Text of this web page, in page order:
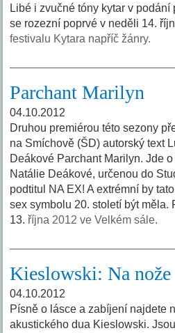
Libé i zvučné tóny kytar v
se rozezní poprvé v neděli 14.
festivalu Kytara napříč žánry.
Parchant Marilyn
04.10.2012
Druhou premiérou této sezony
na Smíchově (ŠD) autorský text
Deákové Parchant Marilyn. Jde
Natálie Deákové, určenou do
podtitul NA EX! A extrémní by
sex symbolu 20. století být měla.
13. října 2012 ve Velkém sále.
Kieslowski: Na nože
04.10.2012
Písně o lásce a zabíjení najdete
akustického dua Kieslowski.